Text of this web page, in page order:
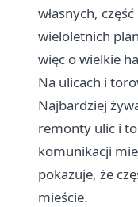
własnych,
wieloletnich
więc o wielkie
Na ulicach i
Najbardziej
remonty ulic i
komunikacji
pokazuje, że
mieście.